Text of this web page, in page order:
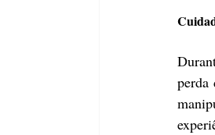
perda